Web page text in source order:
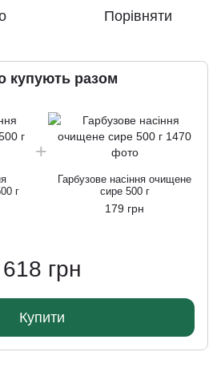
Порівняти
купують разом
г
Гарбузове насіння очищене
сире 500 г
179 грн
618 грн
Купити